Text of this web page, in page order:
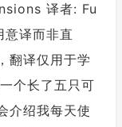
译者: Fu
译而非直
翻译仅用于学
个长了五只可
介绍我每天使